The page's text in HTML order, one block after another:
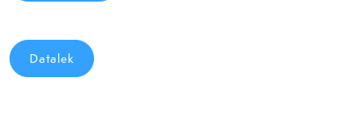
Datalek